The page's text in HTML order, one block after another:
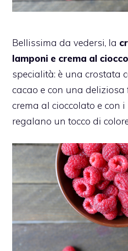
Bellissima da vedersi, la
lamponi e crema al
specialità: è una crostata
cacao e con una
crema al cioccolato e con
regalano un tocco di